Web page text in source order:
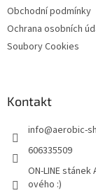
Obchodní podmínky
Ochrana osobních
Soubory Cookies
Kontakt
info@aerobic-
606335509
ON-LINE
ového :)